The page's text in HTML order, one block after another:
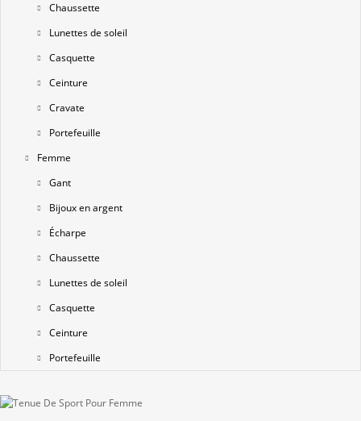
Chaussette
Lunettes de soleil
Casquette
Ceinture
Cravate
Portefeuille
Femme
Gant
Bijoux en argent
Écharpe
Chaussette
Lunettes de soleil
Casquette
Ceinture
Portefeuille